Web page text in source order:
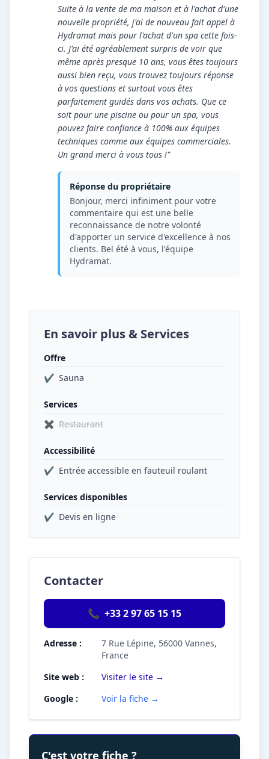
Suite à la vente de ma maison et à l'achat d'une
nouvelle propriété, j'ai de nouveau fait appel à
Hydramat mais pour l'achat d'un spa cette fois-
ci. J'ai été agréablement surpris de voir que
même après presque 10 ans, vous êtes toujours
aussi bien reçu, vous trouvez toujours réponse
à vos questions et surtout vous êtes
parfaitement guidés dans vos achats. Que ce
soit pour une piscine ou pour un spa, vous
pouvez faire confiance à 100% aux équipes
techniques comme aux équipes commerciales.
Un grand merci à vous tous !"
Réponse du propriétaire
Bonjour, merci infiniment pour votre
commentaire qui est une belle
reconnaissance de notre volonté
d'apporter un service d'excellence à nos
clients. Bel été à vous, l'équipe
Hydramat.
En savoir plus & Services
Offre
✔ Sauna
Services
✖ Restaurant
Accessibilité
✔ Entrée accessible en fauteuil roulant
Services disponibles
✔ Devis en ligne
Contacter
📞 +33 2 97 65 15 15
Adresse :
7 Rue Lépine, 56000 Vannes,
France
Site web :
Visiter le site →
Google :
Voir la fiche →
C'est votre fiche ?